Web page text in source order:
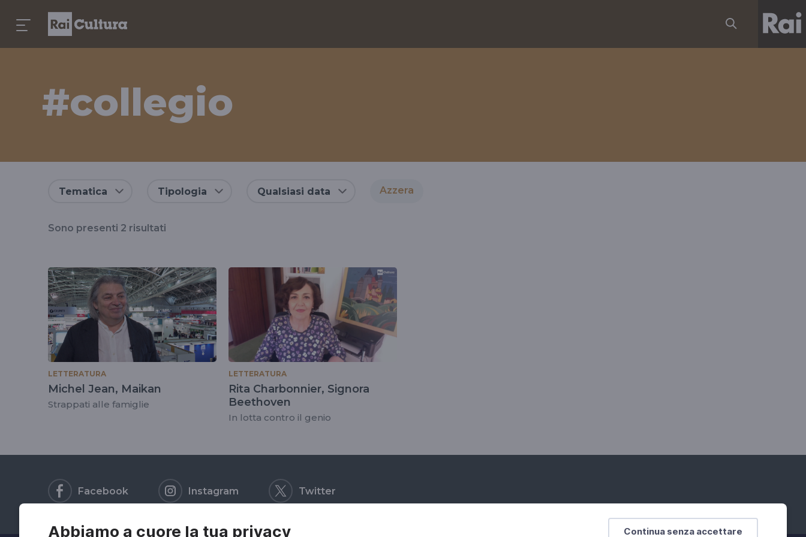
Continua senza accettare
Abbiamo a cuore la tua privacy
#collegio
tag
#collegio
Tematica Tipologia Qualsiasi data Azzera
Sono presenti 2 risultati
LETTERATURA
Michel Jean, Maikan
Strappati alle famiglie
LETTERATURA
Rita Charbonnier, Signora
Beethoven
In lotta contro il genio
Facebook Instagram Twitter